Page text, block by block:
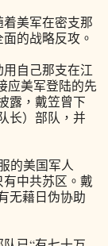
美军在密支那
的战略反攻。
自己那支在江
应美军登陆的先
露，戴笠曾下
长）部队，并
的美国军人
中共苏区。戴
无藉日伪协助